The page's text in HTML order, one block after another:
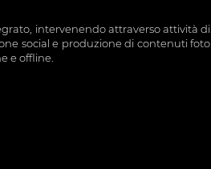
intervenendo attraverso attività di
social e produzione di contenuti foto
e offline.